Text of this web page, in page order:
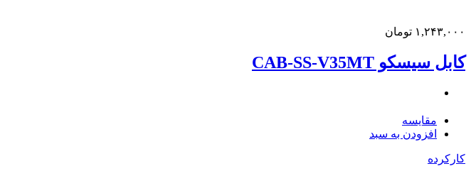
۱,۲۴۳,۰۰۰ تومان
کابل سیسکو CAB-SS-V35MT
مقایسه
افزودن به سبد
کارکرده